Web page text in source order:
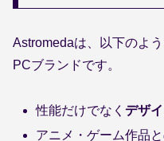
Astromedaは、以下のよ
PCブランドです。
性能だけでなく デザ
アニメ・ゲーム作品